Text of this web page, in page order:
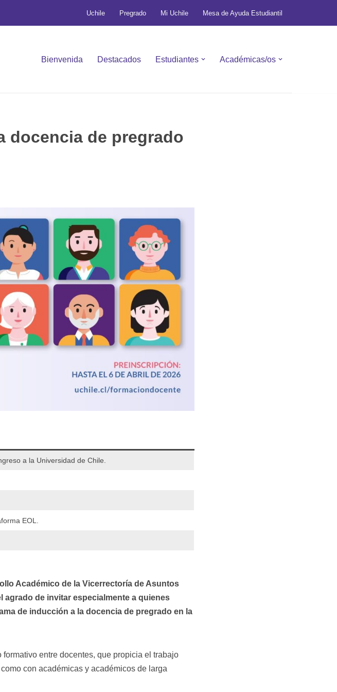
Uchile Pregrado Mi Uchile Mesa de Ayuda Estudiantil
Bienvenida Destacados Estudiantes Académicas/os
docencia de pregrado
a la Universidad de Chile.
EOL.
Académico de la Vicerrectoría de Asuntos
agrado de invitar especialmente a quienes
de inducción a la docencia de pregrado en la
entre docentes, que propicia el trabajo
con académicas y académicos de larga